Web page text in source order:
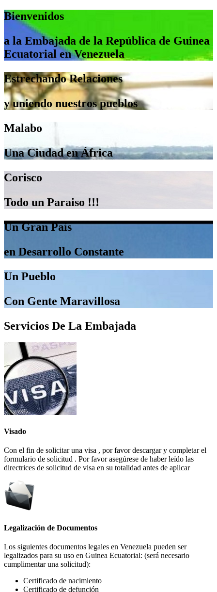
Bienvenidos
a la Embajada de la República de Guinea
Ecuatorial en Venezuela
Estrechando Relaciones
y uniendo nuestros pueblos
Malabo
Una Ciudad en África
Corisco
Todo un Paraiso !!!
Un Gran País
en Desarrollo Constante
Un Pueblo
Con Gente Maravillosa
Servicios De La Embajada
Visado
Con el fin de solicitar una visa , por favor descargar y completar el
formulario de solicitud . Por favor asegúrese de haber leído las
directrices de solicitud de visa en su totalidad antes de aplicar
Legalización de Documentos
Los siguientes documentos legales en Venezuela pueden ser
legalizados para su uso en Guinea Ecuatorial: (será necesario
cumplimentar una solicitud):
Certificado de nacimiento
Certificado de defunción